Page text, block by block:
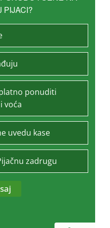
PIJACI?
ponuditi
voća
uvedu kase
zadrugu